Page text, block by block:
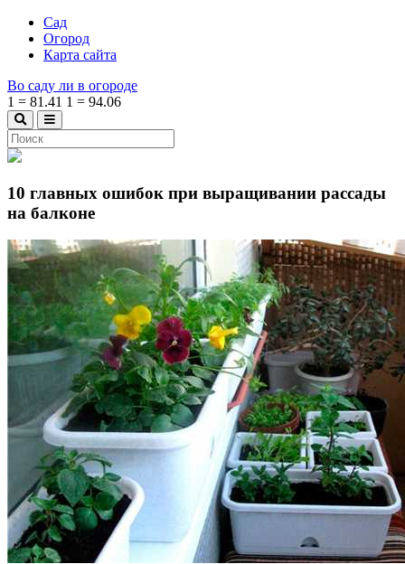
Сад
Огород
Карта сайта
Во саду ли в огороде
1 = 81.41 1 = 94.06
10 главных ошибок при выращивании рассады
на балконе